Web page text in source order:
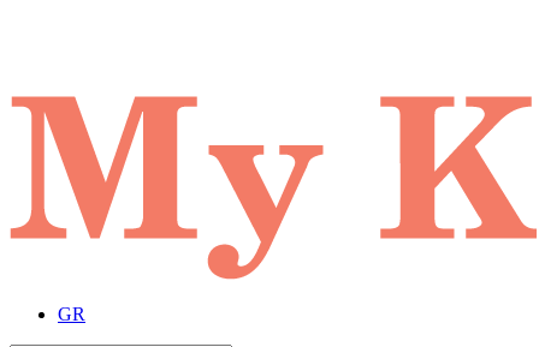
GR